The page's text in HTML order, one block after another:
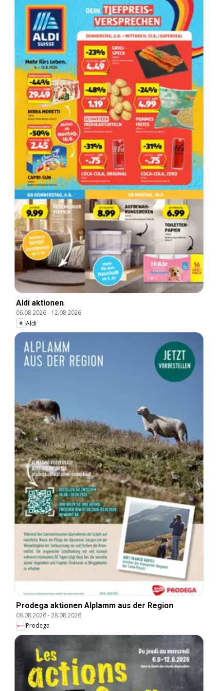
Aldi aktionen
06.08.2026- 12.08.2026
Aldi
Prodega aktionen Alplamm aus der Region
06.08.2026-28.08.2026
Prodega